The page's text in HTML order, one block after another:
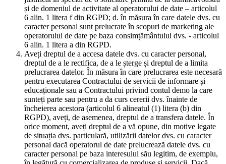
și de domeniul de activitate al operatorului de date – articolul
6 alin. 1 litera f din RGPD; d. în măsura în care datele dvs. cu
caracter personal sunt prelucrate în scopuri de marketing ale
operatorului de date pe baza consimțământului dvs. - articolul
6 alin. 1 litera a din RGPD.
Aveți dreptul de a accesa datele dvs. cu caracter personal,
dreptul de a le rectifica, de a le șterge și dreptul de a limita
prelucrarea datelor. În măsura în care prelucrarea este necesară
pentru executarea Contractului de servicii de informare și
educaționale sau a Contractului privind contul demo la care
sunteți parte sau pentru a da curs cererii dvs. înainte de
încheierea acestora (articolul 6 alineatul (1) litera (b) din
RGPD), aveți, de asemenea, dreptul de a transfera datele. În
orice moment, aveți dreptul de a vă opune, din motive legate
de situația dvs. particulară, utilizării datelor dvs. cu caracter
personal dacă operatorul de date prelucrează datele dvs. cu
caracter personal pe baza interesului său legitim, de exemplu,